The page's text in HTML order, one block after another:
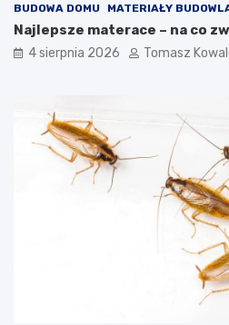
BUDOWA DOMU MATERIAŁY
Najlepsze materace – na co
4 sierpnia 2026 Tomasz